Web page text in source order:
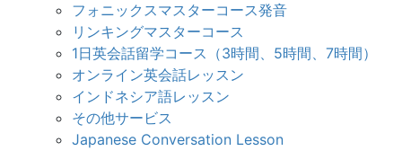
フォニックスマスターコース発音
リンキングマスターコース
1日英会話留学コース（3時間、5時間、7時間）
オンライン英会話レッスン
インドネシア語レッスン
その他サービス
Japanese Conversation Lesson